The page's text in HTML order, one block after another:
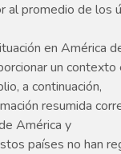
al promedio de los
en América
un
a continuación,
resumida
América y
países no han